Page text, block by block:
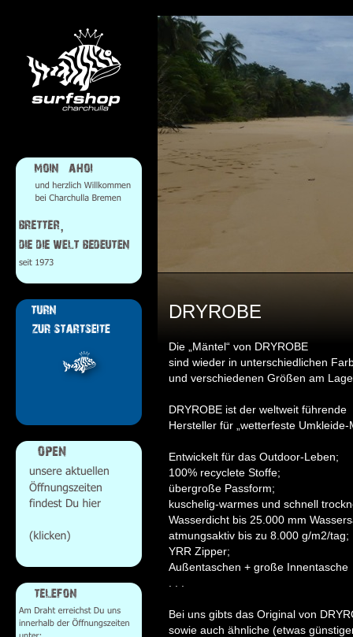
DRYROBE
Die „Mäntel“ von DRYROBE
sind wieder in unterschiedlichen
und verschiedenen Größen am
DRYROBE ist der weltweit führende
Hersteller für „wetterfeste Umkleide-
Entwickelt für das Outdoor-Leben;
100% recyclete Stoffe;
übergroße Passform;
kuschelig-warmes und schnell
Wasserdicht bis 25.000 mm
atmungsaktiv bis zu 8.000 g/m2/tag;
YRR Zipper;
Außentaschen + große Innentasche
Bei uns gibts das Original von
sowie auch ähnliche (etwas